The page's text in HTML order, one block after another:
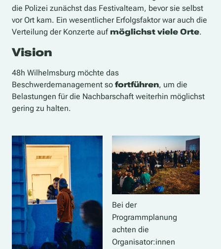
die Polizei zunächst das Festivalteam, bevor sie selbst
vor Ort kam. Ein wesentlicher Erfolgsfaktor war auch die
Verteilung der Konzerte aufmöglichst viele Orte.
Vision
48h Wilhelmsburg möchte das
Beschwerdemanagement so fortführen, um die
Belastungen für die Nachbarschaft weiterhin möglichst
gering zu halten.
Bei der
Programmplanung
achten die
Organisator:innen